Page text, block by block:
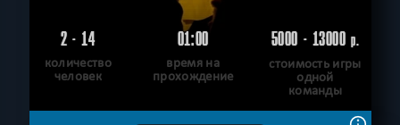
2 - 14
количество
человек
01:00
время на
прохождение
5000 - 13000р.
стоимость игры
одной
команды